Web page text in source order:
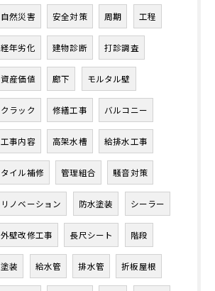
自然災害 安全対策 周期 工程
経年劣化 建物診断 打診調査
資産価値 廊下 モルタル壁
クラック 修繕工事 バルコニー
工事内容 高架水槽 給排水工事
タイル補修 管理組合 騒音対策
リノベーション 防水塗装 シーラー
外壁改修工事 長尺シート 階段
塗装 給水管 排水管 折板屋根